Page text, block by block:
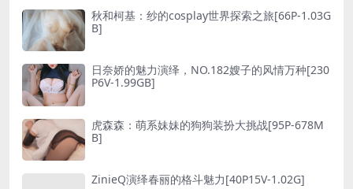
秋和柯基：纱的cosplay世界探索之旅[66P-1.03G
B]
日奈娇的魅力演绎，NO.182嫂子的风情万种[230
P6V-1.99GB]
虎森森：萌系妹妹的狗狗装扮大挑战[95P-678M
B]
ZinieQ演绎春丽的格斗魅力[40P15V-1.02G]